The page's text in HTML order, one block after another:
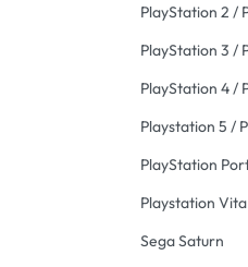
PlayStation 2 /
PlayStation 3 /
PlayStation 4 /
Playstation 5 /
PlayStation
Playstation
Sega Saturn